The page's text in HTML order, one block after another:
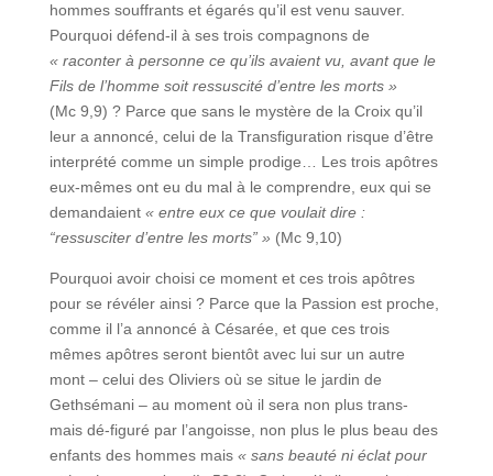
hommes souffrants et égarés qu’il est venu sauver.
Pourquoi défend-il à ses trois compagnons de
« raconter à personne ce qu’ils avaient vu, avant que le
Fils de l’homme soit ressuscité d’entre les morts »
(Mc 9,9) ? Parce que sans le mystère de la Croix qu’il
leur a annoncé, celui de la Transfiguration risque d’être
interprété comme un simple prodige… Les trois apôtres
eux-mêmes ont eu du mal à le comprendre, eux qui se
demandaient « entre eux ce que voulait dire :
“ressusciter d’entre les morts” » (Mc 9,10)
Pourquoi avoir choisi ce moment et ces trois apôtres
pour se révéler ainsi ? Parce que la Passion est proche,
comme il l’a annoncé à Césarée, et que ces trois
mêmes apôtres seront bientôt avec lui sur un autre
mont – celui des Oliviers où se situe le jardin de
Gethsémani – au moment où il sera non plus trans-
mais dé-figuré par l’angoisse, non plus le plus beau des
enfants des hommes mais « sans beauté ni éclat pour